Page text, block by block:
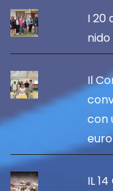
I 20
Il
con
euro
IL